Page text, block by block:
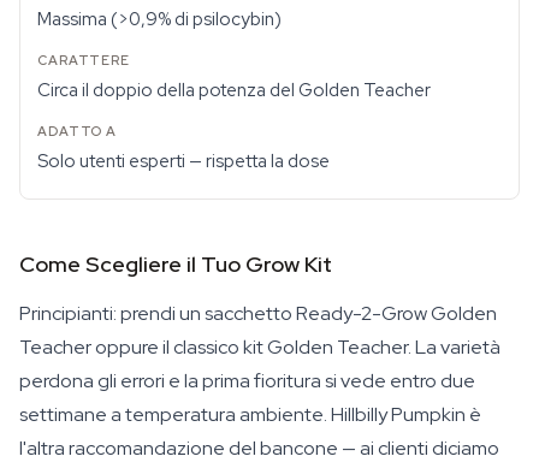
Massima (>0,9% di psilocybin)
Circa il doppio della potenza del Golden Teacher
Solo utenti esperti — rispetta la dose
Come Scegliere il Tuo Grow Kit
Principianti: prendi un sacchetto Ready-2-Grow Golden
Teacher oppure il classico kit Golden Teacher. La varietà
perdona gli errori e la prima fioritura si vede entro due
settimane a temperatura ambiente. Hillbilly Pumpkin è
l'altra raccomandazione del bancone — ai clienti diciamo